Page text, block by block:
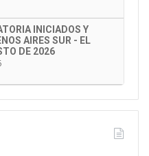
INICIADOS Y
AIRES SUR - EL
DE 2026